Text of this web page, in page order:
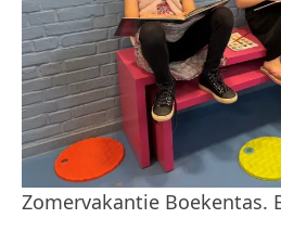
Zomervakantie Boekentas.